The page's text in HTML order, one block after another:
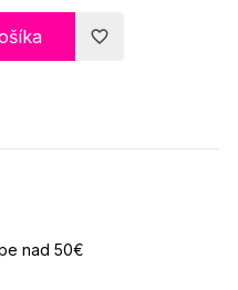
favorite_border
nad 50€